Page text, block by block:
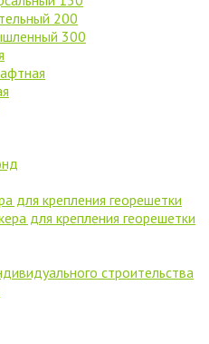
200
300
для крепления георешетки
для крепления георешетки
строительства